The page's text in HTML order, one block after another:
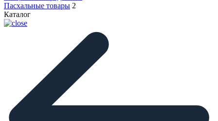
Пасхальные товары 2
Каталог